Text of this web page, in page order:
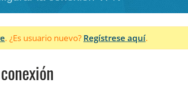
. ¿Es usuario nuevo? Regístrese aquí.